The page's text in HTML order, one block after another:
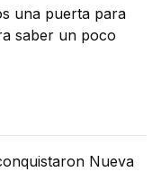
una puerta para
saber un poco
Nueva